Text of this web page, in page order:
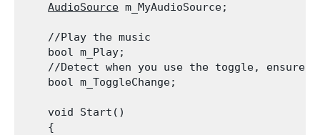
AudioSource m_MyAudioSource;
    //Play the music
    bool m_Play;
//Detect when you use the toggle, ensures
    bool m_ToggleChange;
    void Start()
    {